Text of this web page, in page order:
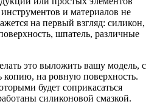
и материалов не
на первый взгляд: силикон,
шпатель, различные
это выложить вашу модель, с
копию, на ровную поверхность.
будет соприкасаться
силиконовой смазкой.